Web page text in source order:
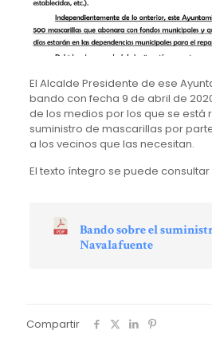
El Alcalde Presidente de ese
bando con fecha 9 de abril de
de los medios por los que se está
suministro de mascarillas por
a los vecinos que las necesitan.
El texto íntegro se puede
Bando sobre el
Navalafuente
Compartir